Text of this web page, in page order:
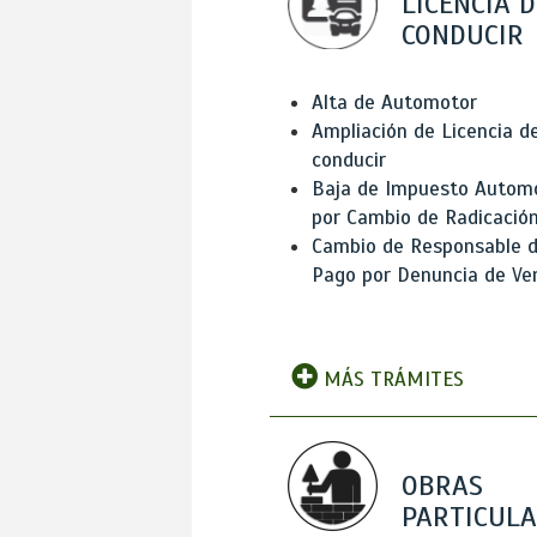
CONDUCIR
Alta de Automotor
Ampliación de Licencia
conducir
Baja de Impuesto
por Cambio de
Cambio de Responsable
Pago por Denuncia de
MÁS TRÁMITES
OBRAS